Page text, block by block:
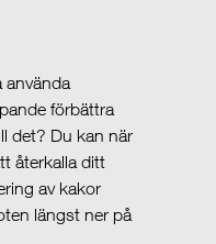
använda
förbättra
det? Du kan när
återkalla ditt
av kakor
längst ner på